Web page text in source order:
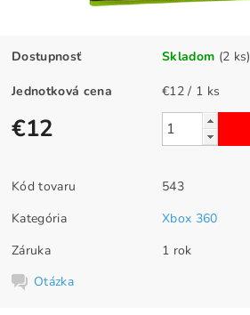
Dostupnosť Skladom (2 ks)
Jednotková cena €12 / 1 ks
€12
Kód tovaru
543
Kategória
Xbox 360
Záruka
1 rok
Otázka